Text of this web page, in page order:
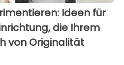
Ideen für
die Ihrem
von Originalität